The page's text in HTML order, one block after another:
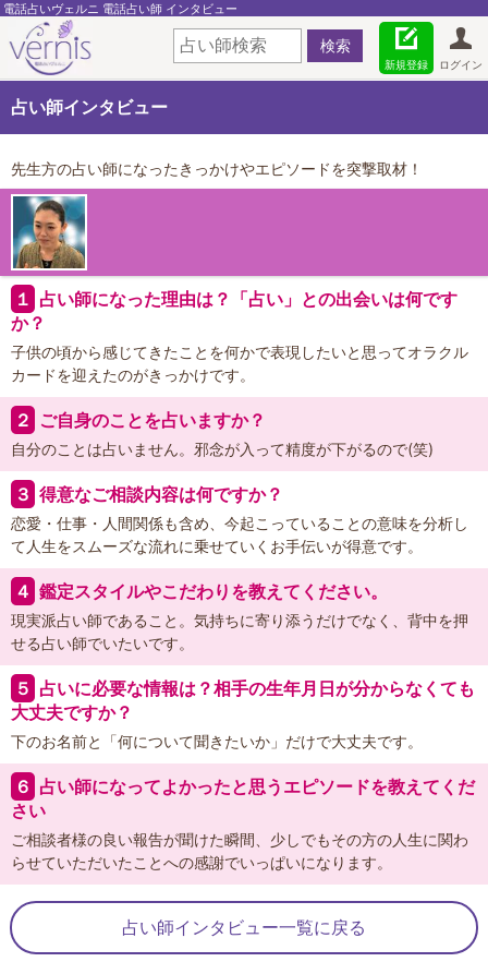
電話占いヴェルニ 電話占い師 インタビュー
ログイン
新規登録
占い師インタビュー
先生方の占い師になったきっかけやエピソードを突撃取材！
１ 占い師になった理由は？「占い」との出会いは何です
か？
子供の頃から感じてきたことを何かで表現したいと思ってオラクル
カードを迎えたのがきっかけです。
２ ご自身のことを占いますか？
自分のことは占いません。邪念が入って精度が下がるので(笑)
３ 得意なご相談内容は何ですか？
恋愛・仕事・人間関係も含め、今起こっていることの意味を分析し
て人生をスムーズな流れに乗せていくお手伝いが得意です。
４ 鑑定スタイルやこだわりを教えてください。
現実派占い師であること。気持ちに寄り添うだけでなく、背中を押
せる占い師でいたいです。
５ 占いに必要な情報は？相手の生年月日が分からなくても
大丈夫ですか？
下のお名前と「何について聞きたいか」だけで大丈夫です。
６ 占い師になってよかったと思うエピソードを教えてくだ
さい
ご相談者様の良い報告が聞けた瞬間、少しでもその方の人生に関わ
らせていただいたことへの感謝でいっぱいになります。
占い師インタビュー一覧に戻る